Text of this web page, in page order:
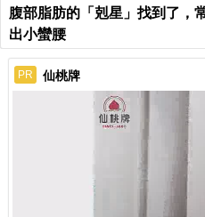
腹部脂肪的「剋星」找到了，
出小蠻腰
PR 仙桃牌